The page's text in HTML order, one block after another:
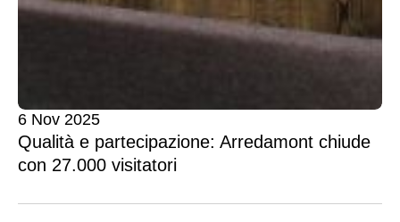
6 Nov 2025
Qualità e partecipazione: Arredamont chiude
con 27.000 visitatori